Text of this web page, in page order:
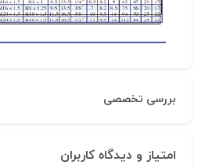
بررسی تخصصی
امتیاز و دیدگاه کاربران